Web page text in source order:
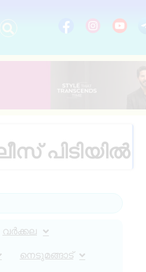
പിടിയിൽ
വർക്കല
നെടുമങ്ങാട്